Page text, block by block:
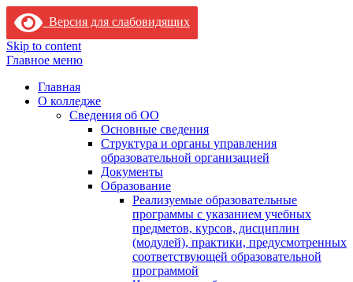
Версия для слабовидящих
Skip to content
Главное меню
Главная
О колледже
Сведения об ОО
Основные сведения
Структура и органы управления
образовательной организацией
Документы
Образование
Реализуемые образовательные
программы с указанием учебных
предметов, курсов, дисциплин
(модулей), практики, предусмотренных
соответствующей образовательной
программой